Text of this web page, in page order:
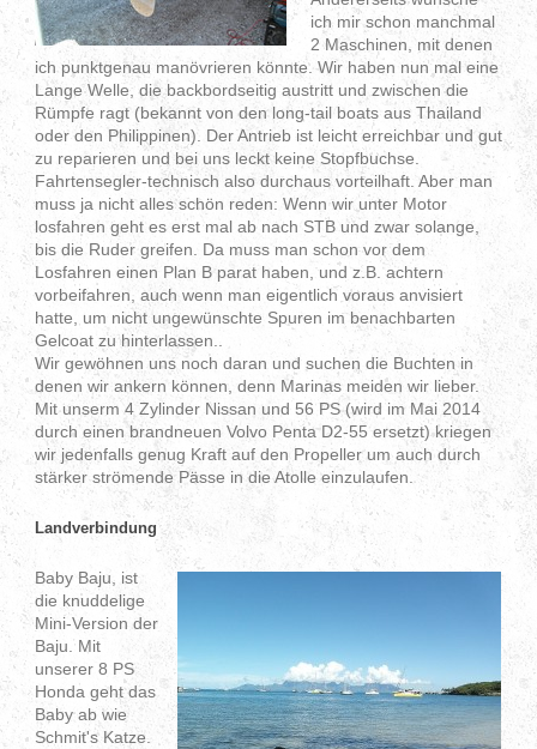
ich mir schon manchmal
2 Maschinen, mit denen
ich punktgenau manövrieren könnte. Wir haben nun mal eine
Lange Welle, die backbordseitig austritt und zwischen die
Rümpfe ragt (bekannt von den long-tail boats aus Thailand
oder den Philippinen). Der Antrieb ist leicht erreichbar und gut
zu reparieren und bei uns leckt keine Stopfbuchse.
Fahrtensegler-technisch also durchaus vorteilhaft. Aber man
muss ja nicht alles schön reden: Wenn wir unter Motor
losfahren geht es erst mal ab nach STB und zwar solange,
bis die Ruder greifen. Da muss man schon vor dem
Losfahren einen Plan B parat haben, und z.B. achtern
vorbeifahren, auch wenn man eigentlich voraus anvisiert
hatte, um nicht ungewünschte Spuren im benachbarten
Gelcoat zu hinterlassen..
Wir gewöhnen uns noch daran und suchen die Buchten in
denen wir ankern können, denn Marinas meiden wir lieber.
Mit unserm 4 Zylinder Nissan und 56 PS (wird im Mai 2014
durch einen brandneuen Volvo Penta D2-55 ersetzt) kriegen
wir jedenfalls genug Kraft auf den Propeller um auch durch
stärker strömende Pässe in die Atolle einzulaufen.
Landverbindung
Baby Baju, ist
die knuddelige
Mini-Version der
Baju. Mit
unserer 8 PS
Honda geht das
Baby ab wie
Schmit's Katze.